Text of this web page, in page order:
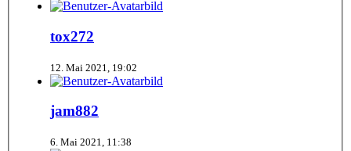
tox272
12. Mai 2021, 19:02
jam882
6. Mai 2021, 11:38